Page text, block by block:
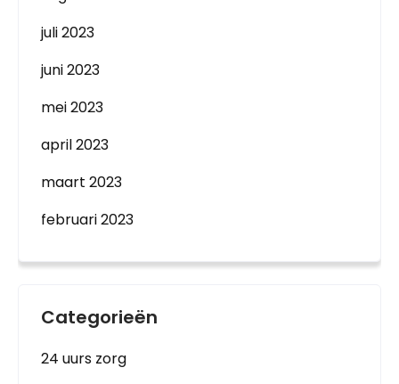
juli 2023
juni 2023
mei 2023
april 2023
maart 2023
februari 2023
Categorieën
24 uurs zorg